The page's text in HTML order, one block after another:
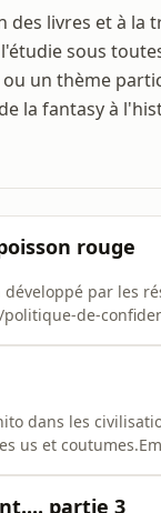
des livres et à
sous
un thème
la fantasy à
rouge
par les
politique-de-
dans les
us et
partie 3